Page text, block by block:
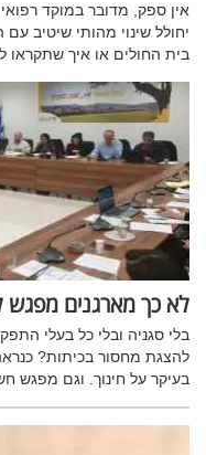
אין ספק, מדובר במוקד
יחולל שינוי מהותי שיטיב
בית החולים או איך שתקראו
לא כך מארגנים מפגש
בלי סגניה ובלי כל בעלי
להצגת מחסור בכיתות?
בעיקר על חינוך. וגם מפגש